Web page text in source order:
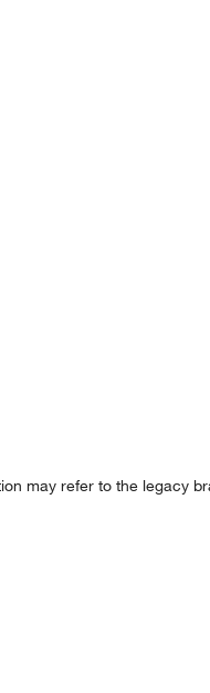
may refer to the legacy